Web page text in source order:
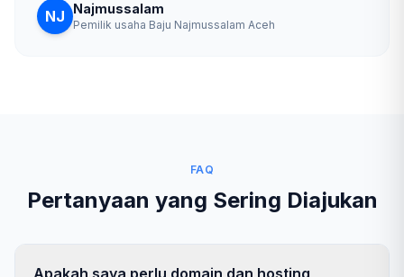
NJ Najmussalam
Pemilik usaha Baju Najmussalam Aceh
FAQ
Pertanyaan yang Sering Diajukan
Apakah saya perlu domain dan hosting